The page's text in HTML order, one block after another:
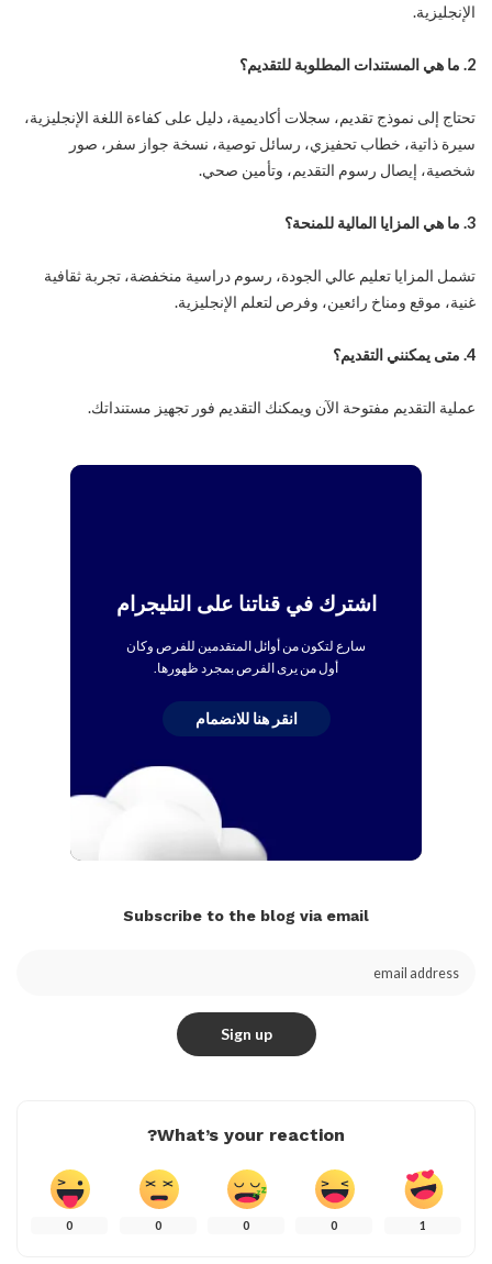
الإنجليزية.
2. ما هي المستندات المطلوبة للتقديم؟
تحتاج إلى نموذج تقديم، سجلات أكاديمية، دليل على كفاءة اللغة الإنجليزية،
سيرة ذاتية، خطاب تحفيزي، رسائل توصية، نسخة جواز سفر، صور
شخصية، إيصال رسوم التقديم، وتأمين صحي.
3. ما هي المزايا المالية للمنحة؟
تشمل المزايا تعليم عالي الجودة، رسوم دراسية منخفضة، تجربة ثقافية
غنية، موقع ومناخ رائعين، وفرص لتعلم الإنجليزية.
4. متى يمكنني التقديم؟
عملية التقديم مفتوحة الآن ويمكنك التقديم فور تجهيز مستنداتك.
اشترك في قناتنا على التليجرام
سارع لتكون من أوائل المتقدمين للفرص وكان
أول من يرى الفرص بمجرد ظهورها.
انقر هنا للانضمام
Subscribe to the blog via email
What’s your reaction?
1
0
0
0
0